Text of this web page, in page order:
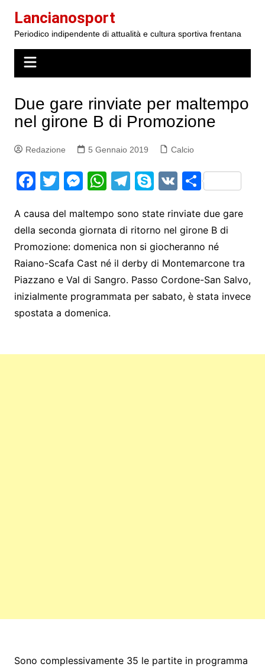
contenuto
Lancianosport
Periodico indipendente di attualità e cultura sportiva frentana
Due gare rinviate per maltempo
nel girone B di Promozione
Redazione 5 Gennaio 2019 Calcio
F
c
e
b
o
o
k
T
itt
er
M
s
s
e
n
g
er
W
at
s
A
p
p
T
e
gr
a
m
S
y
p
e
V S
ar
e
A causa del maltempo sono state rinviate due gare
della seconda giornata di ritorno nel girone B di
Promozione: domenica non si giocheranno né
Raiano-Scafa Cast né il derby di Montemarcone tra
Piazzano e Val di Sangro. Passo Cordone-San Salvo,
inizialmente programmata per sabato, è stata invece
spostata a domenica.
Sono complessivamente 35 le partite in programma